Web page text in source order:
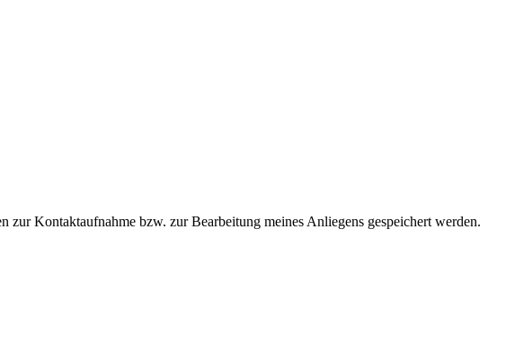
zur Kontaktaufnahme bzw. zur Bearbeitung meines Anliegens gespeichert werden.